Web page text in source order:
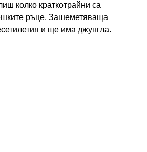
колко краткотрайни са
ръце. Зашеметяваща
и ще има джунгла.